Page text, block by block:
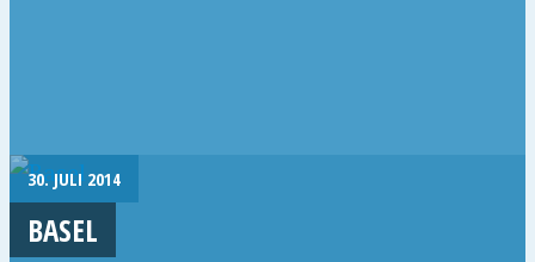
30. JULI 2014
BASEL